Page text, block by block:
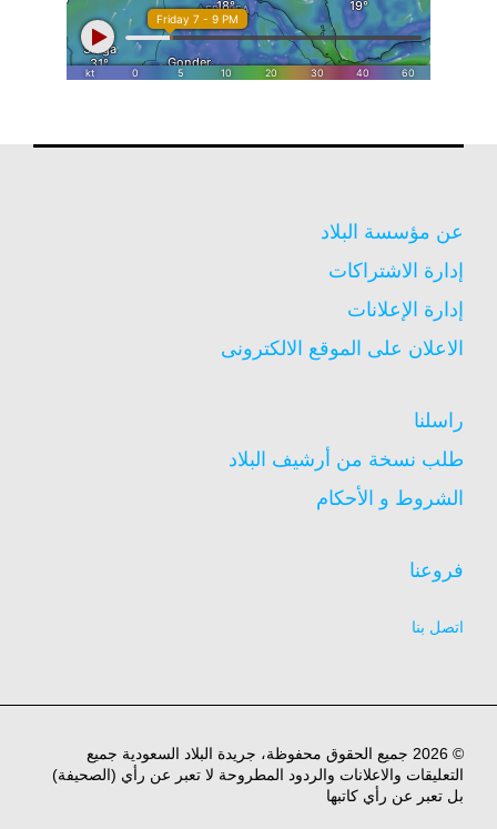
عن مؤسسة البلاد
إدارة الاشتراكات
إدارة الإعلانات
الاعلان على الموقع الالكترونى
راسلنا
طلب نسخة من أرشيف البلاد
الشروط و الأحكام
فروعنا
اتصل بنا
© 2026 جميع الحقوق محفوظة، جريدة البلاد السعودية جميع
التعليقات والاعلانات والردود المطروحة لا تعبر عن رأي (الصحيفة)
بل تعبر عن رأي كاتبها